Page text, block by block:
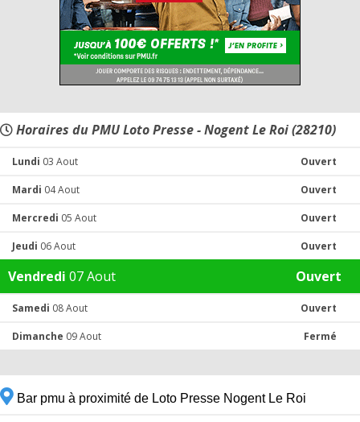
Horaires du PMU Loto Presse - Nogent Le Roi (28210)
Lundi 03 Aout Ouvert
Mardi 04 Aout Ouvert
Mercredi 05 Aout Ouvert
Jeudi 06 Aout Ouvert
Vendredi 07 Aout Ouvert
Samedi 08 Aout Ouvert
Dimanche 09 Aout Fermé
Bar pmu à proximité de Loto Presse Nogent Le Roi